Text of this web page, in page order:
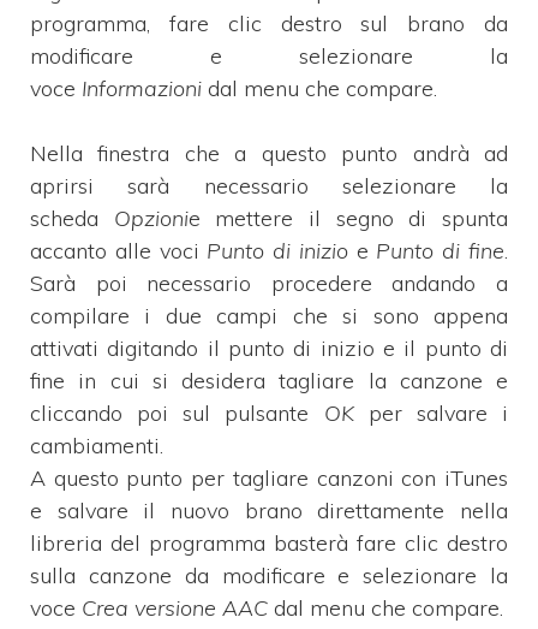
programma, fare clic destro sul brano da
modificare e selezionare la
voce Informazioni dal menu che compare.
Nella finestra che a questo punto andrà ad
aprirsi sarà necessario selezionare la
scheda Opzionie mettere il segno di spunta
accanto alle voci Punto di inizioe Punto di fine.
Sarà poi necessario procedere andando a
compilare i due campi che si sono appena
attivati digitando il punto di inizio e il punto di
fine in cui si desidera tagliare la canzone e
cliccando poi sul pulsante OKper salvare i
cambiamenti.
A questo punto per tagliare canzoni con iTunes
e salvare il nuovo brano direttamente nella
libreria del programma basterà fare clic destro
sulla canzone da modificare e selezionare la
voce Crea versione AAC dal menu che compare.